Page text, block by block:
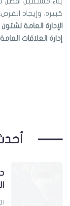
كبيرة، وإيجاد
الإدارة العامة
إدارة العلاقات العامة